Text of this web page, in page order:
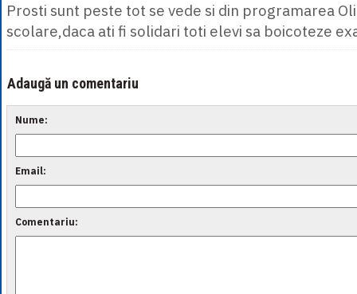
Prosti sunt peste tot se vede si din programarea
scolare,daca ati fi solidari toti elevi sa boicoteze
Adaugă un comentariu
Nume:
Email:
Comentariu: